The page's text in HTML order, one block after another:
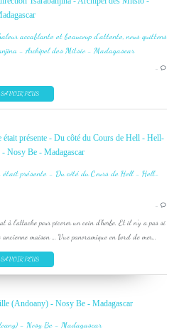
…
PLUS
était présente - Du côté du Cours de Hell - Hell-
Nosy Be - Madagascar
…
à l'attache pour picorer un coin d'herbe. Et il n'y a pas si
maison ... Vue panoramique en bord de mer...
PLUS
(Andoany) - Nosy Be - Madagascar